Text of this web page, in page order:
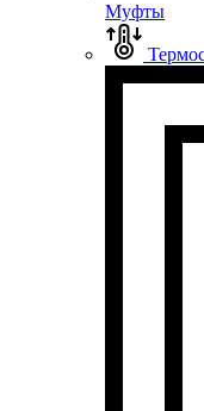
Муфты